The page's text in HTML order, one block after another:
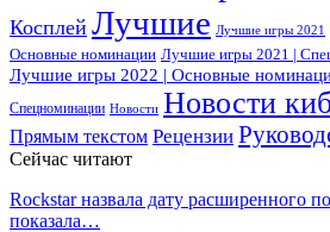
Косплей Лучшие Лучшие игры 2021
Основные номинации Лучшие игры 2021 |
Лучшие игры 2022 | Основные
Спецноминации Новости Новости
Прямым текстом Рецензии
Сейчас читают
Rockstar назвала дату расширенного
показала…